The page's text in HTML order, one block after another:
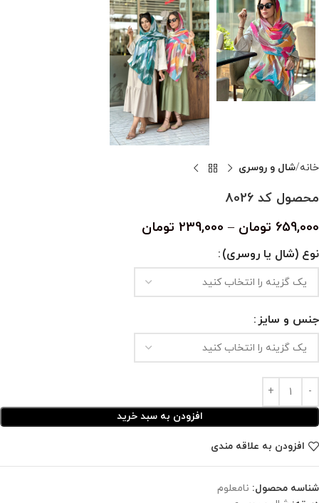
خانه شال و روسری
محصول کد 8026
659,000 تومان –
239,000 تومان
نوع (شال یا روسری)
جنس و سایز
افزودن به سبد خرید
افزودن به علاقه مندی
شناسه محصول: نامعلوم